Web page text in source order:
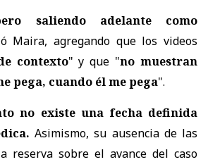
saliendo adelante como
Maira, agregando que los videos
contexto" y que "no muestran
pega, cuando él me pega".
no existe una fecha definida
Asimismo,su ausencia de las
reserva sobre el avance del caso